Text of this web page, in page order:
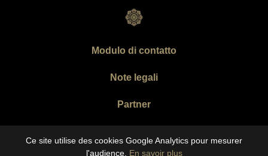
Ce site utilise des cookies Google Analytics pour mesurer
l'audience. En savoir plus
Modulo di contatto
Note legali
Partner